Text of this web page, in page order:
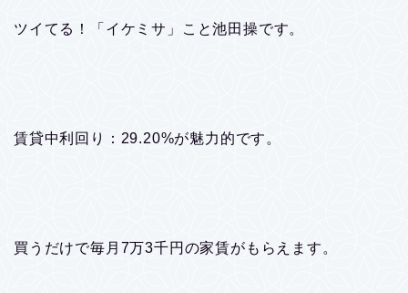
ツイてる！「イケミサ」こと池田操です。
賃貸中利回り：29.20%が魅力的です。
買うだけで毎月7万3千円の家賃がもらえます。